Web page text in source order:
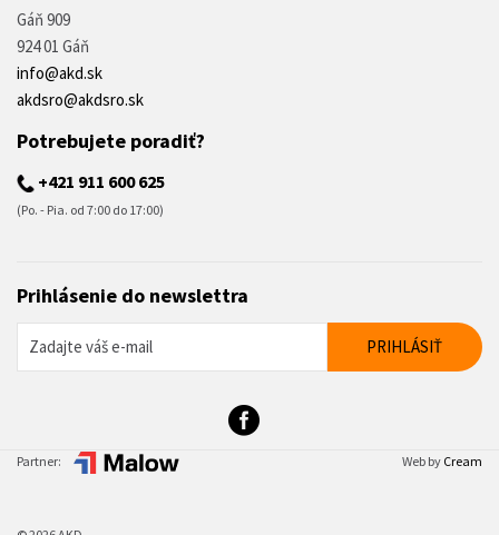
Gáň 909
924 01 Gáň
info@akd.sk
akdsro@akdsro.sk
Potrebujete poradiť?
+421 911 600 625
(Po. - Pia. od 7:00 do 17:00)
Prihlásenie do newslettra
Partner: Web by Cream